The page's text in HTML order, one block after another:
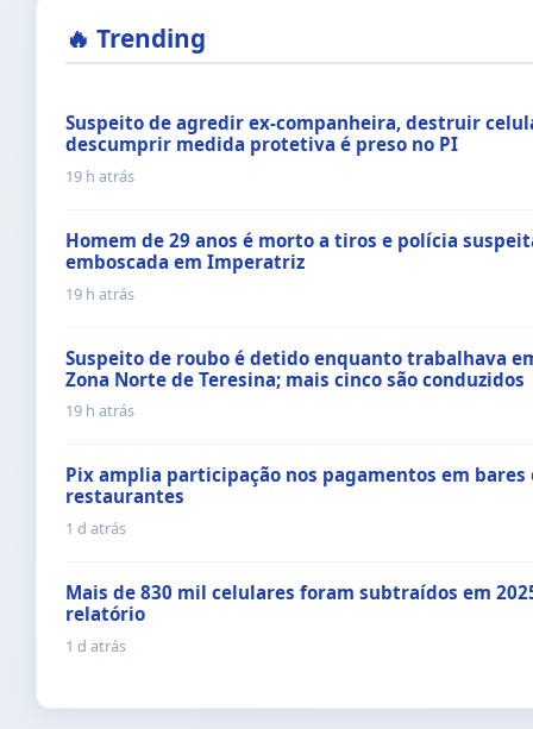
🔥 Trending
Suspeito de agredir ex-companheira, destruir
descumprir medida protetiva é preso no PI
19 h atrás
Homem de 29 anos é morto a tiros e polícia
emboscada em Imperatriz
19 h atrás
Suspeito de roubo é detido enquanto trabalhava
Zona Norte de Teresina; mais cinco são conduzidos
19 h atrás
Pix amplia participação nos pagamentos em bares
restaurantes
1 d atrás
Mais de 830 mil celulares foram subtraídos em
relatório
1 d atrás